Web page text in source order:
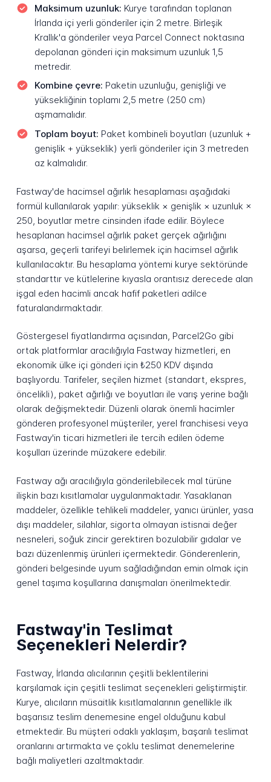
Maksimum uzunluk: Kurye tarafından toplanan
İrlanda içi yerli gönderiler için 2 metre. Birleşik
Krallık'a gönderiler veya Parcel Connect noktasına
depolanan gönderi için maksimum uzunluk 1,5
metredir.
Kombine çevre: Paketin uzunluğu, genişliği ve
yüksekliğinin toplamı 2,5 metre (250 cm)
aşmamalıdır.
Toplam boyut: Paket kombineli boyutları (uzunluk +
genişlik + yükseklik) yerli gönderiler için 3 metreden
az kalmalıdır.
Fastway'de hacimsel ağırlık hesaplaması aşağıdaki
formül kullanılarak yapılır: yükseklik × genişlik × uzunluk ×
250, boyutlar metre cinsinden ifade edilir. Böylece
hesaplanan hacimsel ağırlık paket gerçek ağırlığını
aşarsa, geçerli tarifeyi belirlemek için hacimsel ağırlık
kullanılacaktır. Bu hesaplama yöntemi kurye sektöründe
standarttır ve kütlelerine kıyasla orantısız derecede alan
işgal eden hacimli ancak hafif paketleri adilce
faturalandırmaktadır.
Göstergesel fiyatlandırma açısından, Parcel2Go gibi
ortak platformlar aracılığıyla Fastway hizmetleri, en
ekonomik ülke içi gönderi için ₺250 KDV dışında
başlıyordu. Tarifeler, seçilen hizmet (standart, ekspres,
öncelikli), paket ağırlığı ve boyutları ile varış yerine bağlı
olarak değişmektedir. Düzenli olarak önemli hacimler
gönderen profesyonel müşteriler, yerel franchisesi veya
Fastway'in ticari hizmetleri ile tercih edilen ödeme
koşulları üzerinde müzakere edebilir.
Fastway ağı aracılığıyla gönderilebilecek mal türüne
ilişkin bazı kısıtlamalar uygulanmaktadır. Yasaklanan
maddeler, özellikle tehlikeli maddeler, yanıcı ürünler, yasa
dışı maddeler, silahlar, sigorta olmayan istisnai değer
nesneleri, soğuk zincir gerektiren bozulabilir gıdalar ve
bazı düzenlenmiş ürünleri içermektedir. Gönderenlerin,
gönderi belgesinde uyum sağladığından emin olmak için
genel taşıma koşullarına danışmaları önerilmektedir.
Fastway'in Teslimat
Seçenekleri Nelerdir?
Fastway, İrlanda alıcılarının çeşitli beklentilerini
karşılamak için çeşitli teslimat seçenekleri geliştirmiştir.
Kurye, alıcıların müsaitlik kısıtlamalarının genellikle ilk
başarısız teslim denemesine engel olduğunu kabul
etmektedir. Bu müşteri odaklı yaklaşım, başarılı teslimat
oranlarını artırmakta ve çoklu teslimat denemelerine
bağlı maliyetleri azaltmaktadır.